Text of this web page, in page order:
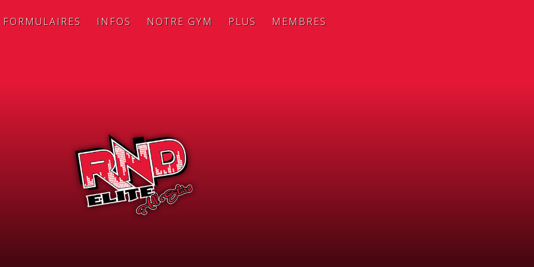
FORMULAIRES INFOS NOTRE GYM PLUS MEMBRES